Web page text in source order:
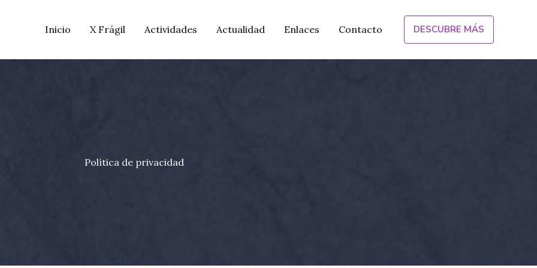
Inicio X Frágil Actividades Actualidad Enlaces Contacto DESCUBRE MÁS
Política de privacidad